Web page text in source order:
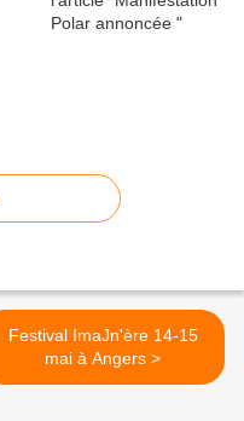
Festival ImaJn'ère 14-15
mai à Angers >